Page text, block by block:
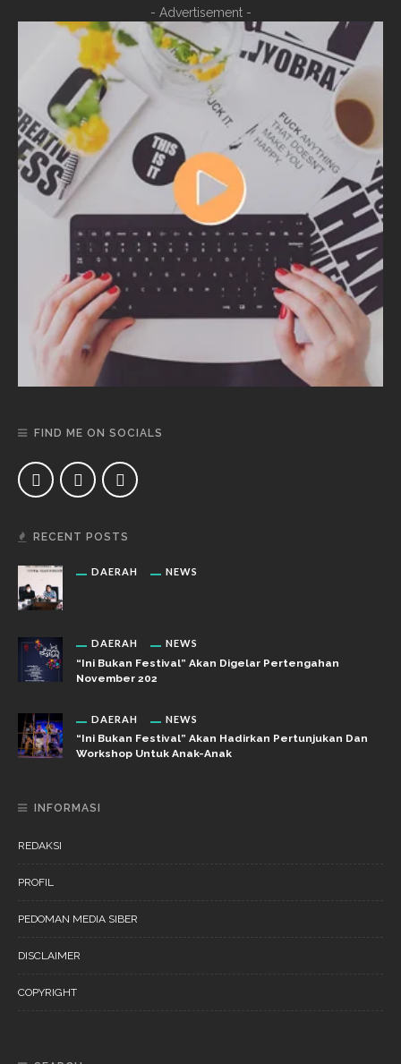
- Advertisement -
FIND ME ON SOCIALS
RECENT POSTS
DAERAH NEWS
DAERAH NEWS
“Ini Bukan Festival” Akan Digelar Pertengahan
November 202
DAERAH NEWS
“Ini Bukan Festival” Akan Hadirkan Pertunjukan Dan
Workshop Untuk Anak-Anak
INFORMASI
REDAKSI
PROFIL
PEDOMAN MEDIA SIBER
DISCLAIMER
COPYRIGHT